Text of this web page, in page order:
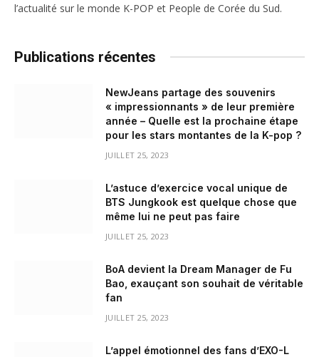
l’actualité sur le monde K-POP et People de Corée du Sud.
Publications récentes
NewJeans partage des souvenirs
« impressionnants » de leur première
année – Quelle est la prochaine étape
pour les stars montantes de la K-pop ?
JUILLET 25, 2023
L’astuce d’exercice vocal unique de
BTS Jungkook est quelque chose que
même lui ne peut pas faire
JUILLET 25, 2023
BoA devient la Dream Manager de Fu
Bao, exauçant son souhait de véritable
fan
JUILLET 25, 2023
L’appel émotionnel des fans d’EXO-L